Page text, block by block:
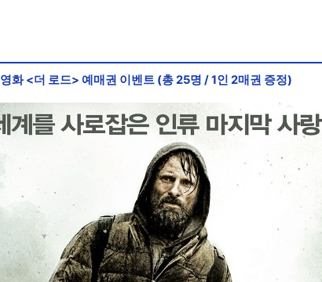
영화 <더 로드> 예매권 이벤트 (총 25명 / 1인 2매권 증정)